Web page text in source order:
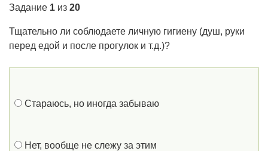
Задание 1 из 20
Тщательно ли соблюдаете личную гигиену (душ, руки
перед едой и после прогулок и т.д.)?
Стараюсь, но иногда забываю
Нет, вообще не слежу за этим